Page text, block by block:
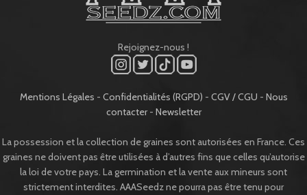
Rejoignez-nous !
Mentions Légales - Confidentialités (RGPD) - CGV / CGU - Nous
contacter- Newsletter
La possession et la collection de graines sont autorisées en France. Ces
graines ne doivent pas être utilisées à d’autres fins que celles qu’autorise
la loi de votre pays. La germination et la vente aux mineurs sont
strictement interdites. AAASeedz ne pourra pas être tenu pour